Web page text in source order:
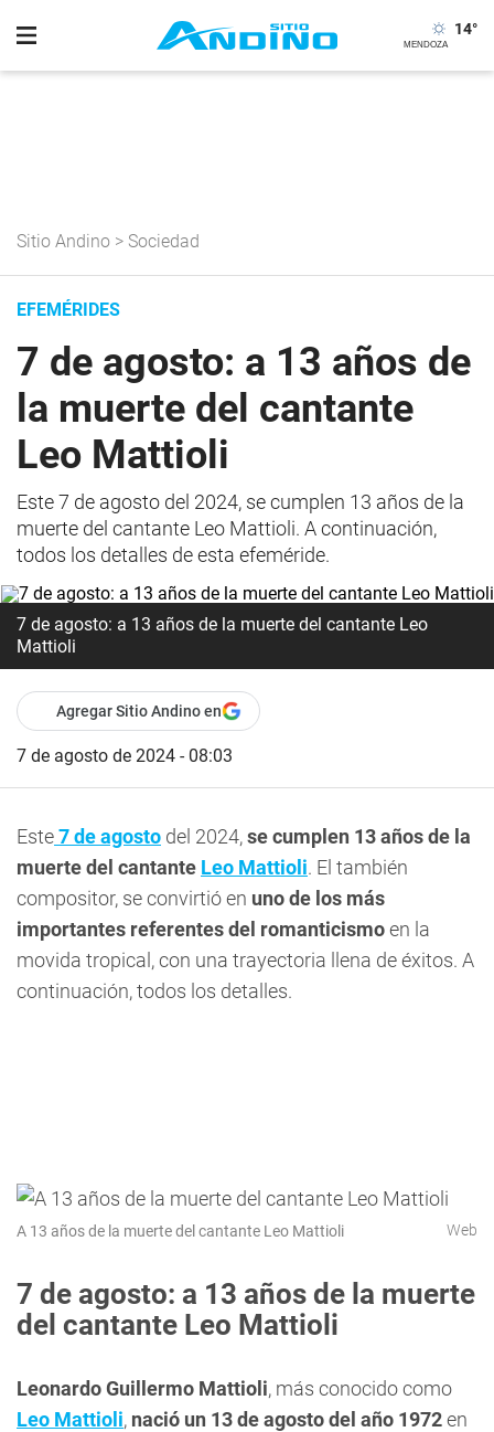
14°
Sitio Andino > Sociedad
EFEMÉRIDES
7 de agosto: a 13 años de
la muerte del cantante
Leo Mattioli
Este 7 de agosto del 2024, se cumplen 13 años de la
muerte del cantante Leo Mattioli. A continuación,
todos los detalles de esta efeméride.
7 de agosto: a 13 años de la muerte del cantante Leo
Mattioli
Agregar Sitio Andino en
7 de agosto de 2024 - 08:03
Este7 de agosto del 2024,se cumplen 13 años de la
muerte del cantante Leo Mattioli. El también
compositor, se convirtió en uno de los más
importantes referentes del romanticismoen la
movida tropical, con una trayectoria llena de éxitos. A
continuación, todos los detalles.
A 13 años de la muerte del cantante Leo Mattioli Web
7 de agosto: a 13 años de la muerte
del cantante Leo Mattioli
Leonardo Guillermo Mattioli, más conocido como
Leo Mattioli, nació un 13 de agosto del año 1972en